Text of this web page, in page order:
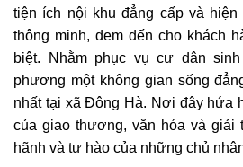
tiện ích nội khu đẳng cấp và
thông minh, đem đến cho khách
biệt. Nhằm phục vụ cư dân
phương một không gian sống
nhất tại xã Đông Hà. Nơi đây hứa
của giao thương, văn hóa và giải
hãnh và tự hào của những chủ